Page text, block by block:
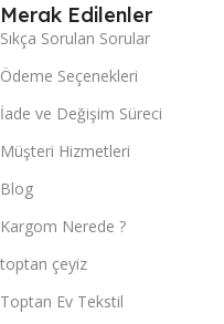
Merak Edilenler
Sıkça Sorulan Sorular
Ödeme Seçenekleri
İade ve Değişim Süreci
Müşteri Hizmetleri
Blog
Kargom Nerede ?
toptan çeyiz
Toptan Ev Tekstil